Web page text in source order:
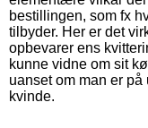
bestillingen, som fx
tilbyder. Her er det
opbevarer ens
kunne vidne om sit
uanset om man er
kvinde.